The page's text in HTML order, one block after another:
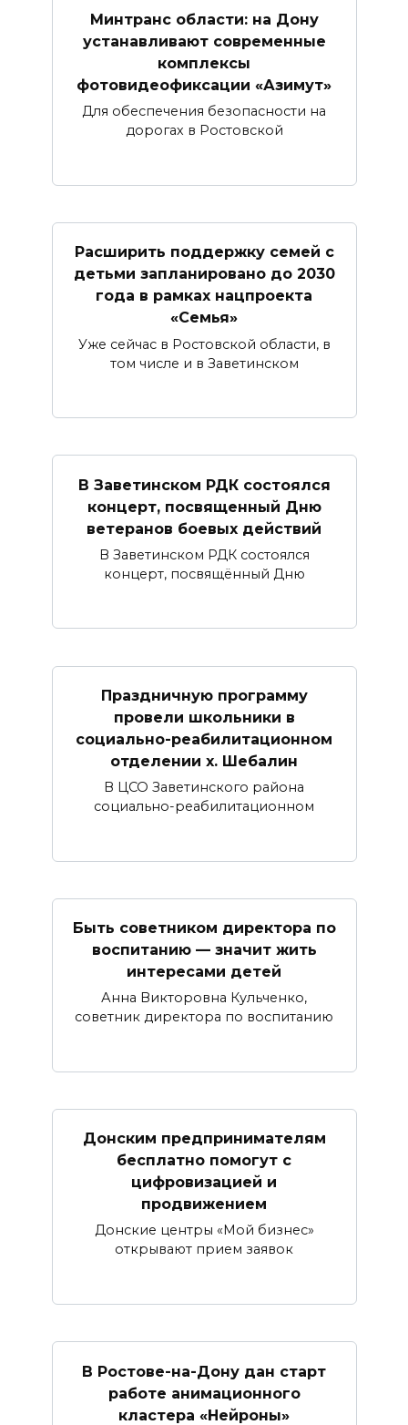
Минтранс области: на Дону
устанавливают современные
комплексы
фотовидеофиксации «Азимут»
Для обеспечения безопасности на
дорогах в Ростовской
Расширить поддержку семей с
детьми запланировано до 2030
года в рамках нацпроекта
«Семья»
Уже сейчас в Ростовской области, в
том числе и в Заветинском
В Заветинском РДК состоялся
концерт, посвященный Дню
ветеранов боевых действий
В Заветинском РДК состоялся
концерт, посвящённый Дню
Праздничную программу
провели школьники в
социально-реабилитационном
отделении х. Шебалин
В ЦСО Заветинского района
социально-реабилитационном
Быть советником директора по
воспитанию — значит жить
интересами детей
Анна Викторовна Кульченко,
советник директора по воспитанию
Донским предпринимателям
бесплатно помогут с
цифровизацией и
продвижением
Донские центры «Мой бизнес»
открывают прием заявок
В Ростове-на-Дону дан старт
работе анимационного
кластера «Нейроны»